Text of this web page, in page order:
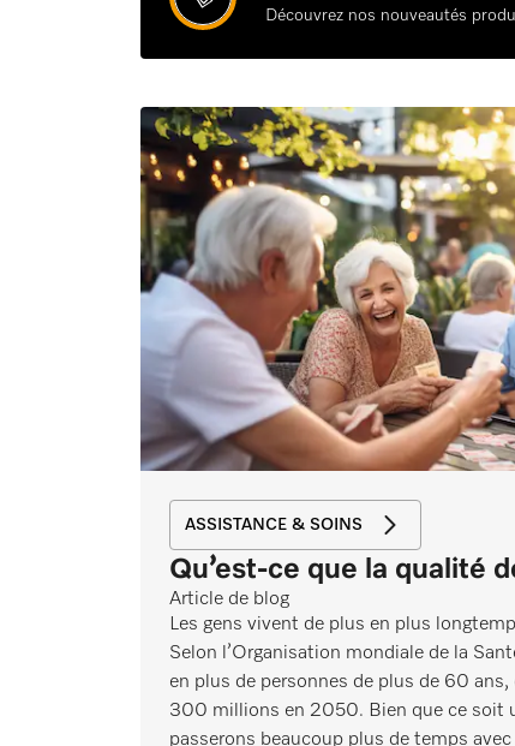
Découvrez nos nouveautés
ASSISTANCE & SOINS
Qu’est-ce que la qualité
Article de blog
Les gens vivent de plus en plus
Selon l’Organisation mondiale de la
en plus de personnes de plus de 60
300 millions en 2050. Bien que ce soit
passerons beaucoup plus de temps